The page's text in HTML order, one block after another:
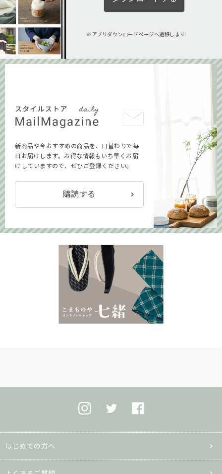
アプリダウンロードページへ遷移します
新商品や今おすすめの商品を、日替わりで毎
日お届けします。お得な情報もいち早くお届
けしていますので、ぜひご登録ください。
購読する
はじめての方へ